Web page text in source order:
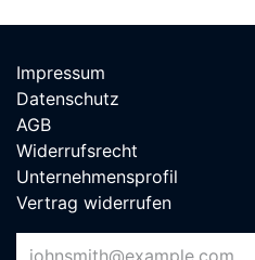
Impressum
Datenschutz
AGB
Widerrufsrecht
Unternehmensprofil
Vertrag widerrufen